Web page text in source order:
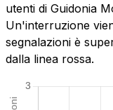
utenti di Guidonia
Un'interruzione
segnalazioni è
dalla linea rossa.